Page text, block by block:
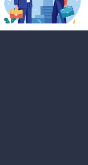
Все
Commons